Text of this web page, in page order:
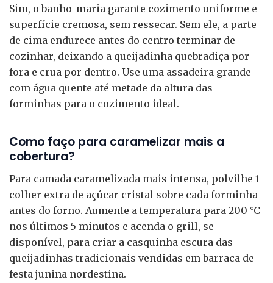
Sim, o banho-maria garante cozimento uniforme e
superfície cremosa, sem ressecar. Sem ele, a parte
de cima endurece antes do centro terminar de
cozinhar, deixando a queijadinha quebradiça por
fora e crua por dentro. Use uma assadeira grande
com água quente até metade da altura das
forminhas para o cozimento ideal.
Como faço para caramelizar mais a
cobertura?
Para camada caramelizada mais intensa, polvilhe 1
colher extra de açúcar cristal sobre cada forminha
antes do forno. Aumente a temperatura para 200 °C
nos últimos 5 minutos e acenda o grill, se
disponível, para criar a casquinha escura das
queijadinhas tradicionais vendidas em barraca de
festa junina nordestina.